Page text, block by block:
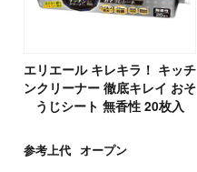
エリエール キレキラ！ キッチ
ンクリーナー 徹底キレイ おそ
うじシート 無香性 20枚入
参考上代 オープン